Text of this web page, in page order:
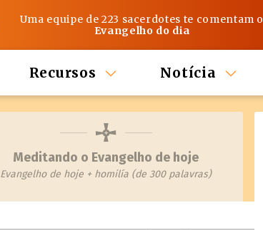
Uma equipe de 223 sacerdotes te comentam o
Evangelho do dia
Recursos Notícia
Meditando o Evangelho de hoje
Evangelho de hoje + homilía (de 300 palavras)